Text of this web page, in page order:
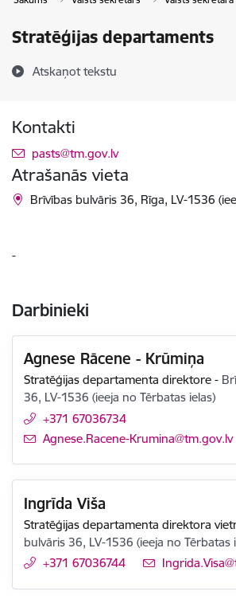
Stratēģijas departaments
Atskaņot tekstu
Kontakti
E-pasts:
pasts@tm.gov.lv
Atrašanās vieta
Brīvības bulvāris 36, Rīga, LV-1536
-
Darbinieki
Agnese Rācene - Krūmiņa
Stratēģijas departamenta direktore -
36, LV-1536 (ieeja no Tērbatas ielas)
+371 67036734
E-pasts:
Agnese.Racene-Krumina@tm.gov.lv
Ingrīda Viša
Stratēģijas departamenta direktora
bulvāris 36, LV-1536 (ieeja no Tērbatas
+371 67036744
E-pasts: